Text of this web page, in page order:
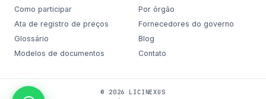
Como participar
Ata de registro de preços
Glossário
Modelos de documentos
Por órgão
Fornecedores do governo
Blog
Contato
© 2026 LICINEXUS